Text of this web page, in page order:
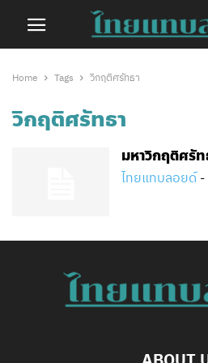
Home Tags วิกฤติศรัทธา
วิกฤติศรัทธา
มหาวิกฤติศรัท
ไทยแทบลอยด์ -